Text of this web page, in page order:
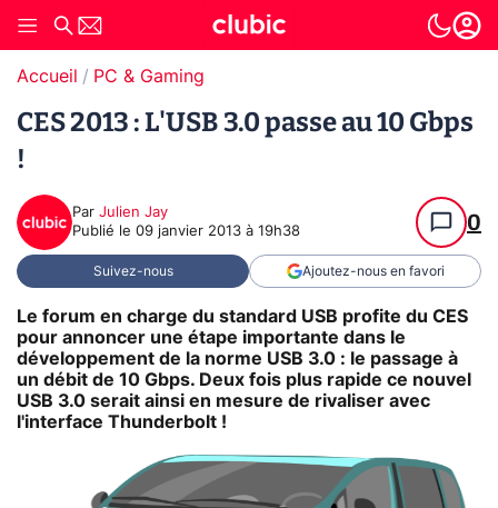
Accueil PC & Gaming
CES 2013 : L'USB 3.0 passe au 10 Gbps
!
Par Julien Jay
Publié le 09 janvier 2013 à 19h38 0
Suivez-nous Ajoutez-nous en favori
Le forum en charge du standard USB profite du CES
pour annoncer une étape importante dans le
développement de la norme USB 3.0 : le passage à
un débit de 10 Gbps. Deux fois plus rapide ce nouvel
USB 3.0 serait ainsi en mesure de rivaliser avec
l'interface Thunderbolt !